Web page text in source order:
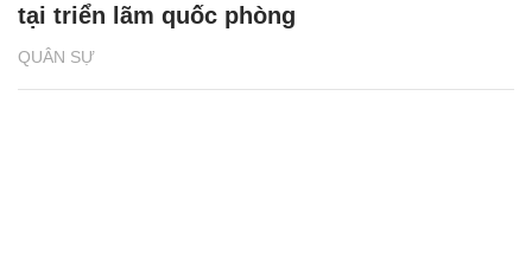
QUÂN SỰ
tại triển lãm quốc phòng